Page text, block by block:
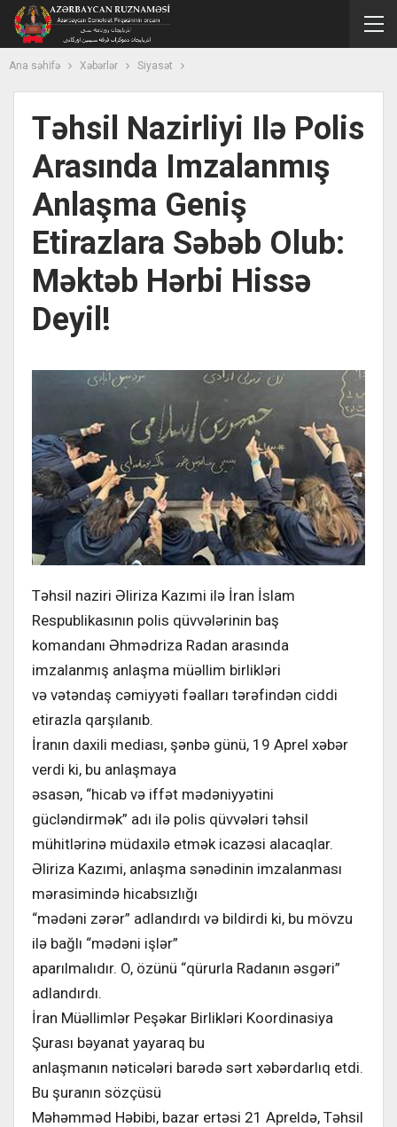
Ana səhifə Xəbərlər Siyasət
Təhsil Nazirliyi Ilə Polis
Arasında Imzalanmış
Anlaşma Geniş
Etirazlara Səbəb Olub:
Məktəb Hərbi Hissə
Deyil!
Təhsil naziri Əliriza Kazımi ilə İran İslam
Respublikasının polis qüvvələrinin baş
komandanı Əhmədriza Radan arasında
imzalanmış anlaşma müəllim birlikləri
və vətəndaş cəmiyyəti fəalları tərəfindən ciddi
etirazla qarşılanıb.
İranın daxili mediası, şənbə günü, 19 Aprel xəbər
verdi ki, bu anlaşmaya
əsasən, “hicab və iffət mədəniyyətini
gücləndirmək” adı ilə polis qüvvələri təhsil
mühitlərinə müdaxilə etmək icazəsi alacaqlar.
Əliriza Kazımi, anlaşma sənədinin imzalanması
mərasimində hicabsızlığı
“mədəni zərər” adlandırdı və bildirdi ki, bu mövzu
ilə bağlı “mədəni işlər”
aparılmalıdır. O, özünü “qürurla Radanın əsgəri”
adlandırdı.
İran Müəllimlər Peşəkar Birlikləri Koordinasiya
Şurası bəyanat yayaraq bu
anlaşmanın nəticələri barədə sərt xəbərdarlıq etdi.
Bu şuranın sözçüsü
Məhəmməd Həbibi, bazar ertəsi 21 Apreldə, Təhsil